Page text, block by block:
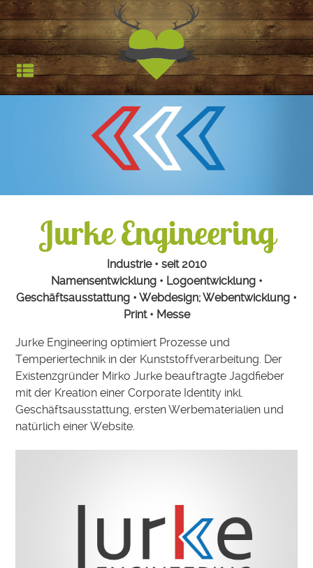
Jagdfieber |
HOCHSTAND
STARTSEITE
TROPHÄEN
REFERENZEN
Jurke Engineering
Industrie • seit 2010
Namensentwicklung • Logoentwicklung •
Geschäftsausstattung • Webdesign; Webentwicklung •
Print • Messe
Jurke Engineering optimiert Prozesse und
Temperiertechnik in der Kunststoffverarbeitung. Der
Existenzgründer Mirko Jurke beauftragte Jagdfieber
mit der Kreation einer Corporate Identity inkl.
Geschäftsausstattung, ersten Werbematerialien und
natürlich einer Website.